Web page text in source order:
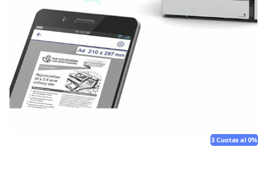
3 Cuotas al 0%